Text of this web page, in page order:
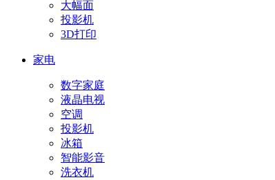
大幅面
投影机
3D打印
家电
数字家庭
液晶电视
空调
投影机
冰箱
智能影音
洗衣机